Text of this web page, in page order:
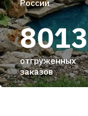
8013
отгруженных
заказов
России